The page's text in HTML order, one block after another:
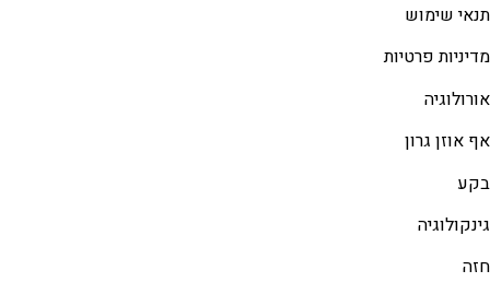
תנאי שימוש
מדיניות פרטיות
אורולוגיה
אף אוזן גרון
בקע
גינקולוגיה
חזה